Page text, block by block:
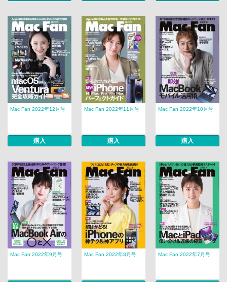
Mac Fan 2022年12月号
購入
Mac Fan 2022年11月号
購入
Mac Fan 2022年10月号
購入
Mac Fan 2022年9月号 Mac Fan 2022年8月号 Mac Fan 2022年7月号